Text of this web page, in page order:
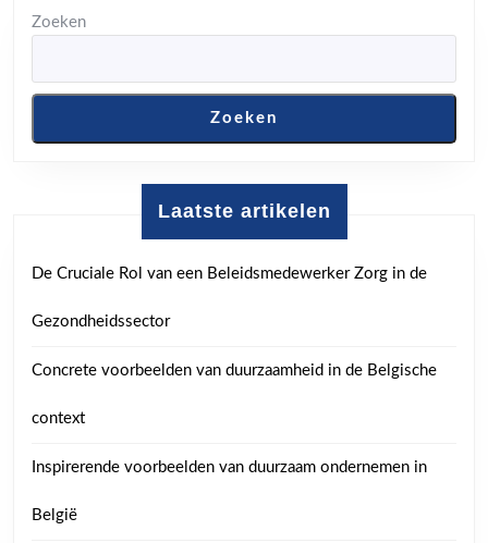
Zoeken
Zoeken
Laatste artikelen
De Cruciale Rol van een Beleidsmedewerker Zorg in de
Gezondheidssector
Concrete voorbeelden van duurzaamheid in de Belgische
context
Inspirerende voorbeelden van duurzaam ondernemen in
België